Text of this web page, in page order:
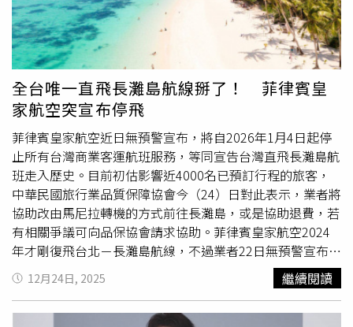
消息，高鐵全線列車已恢復正常營運；若因此造成行程延
誤，依照高鐵旅客運送契約，本事件非可歸責於高鐵公司，
亦非屬不可抗力事由，依退費補償規定將退還行程延誤超過
30分鐘以上旅客實收票價之10%。◎勇敢求救並非弱者，
您的痛苦有人願意傾聽，請撥打1995◎如果您覺得痛苦、
似乎沒有出路，您並不孤單，請撥打1925
全台唯一直飛長灘島航線掰了！ 菲律賓皇
家航空突宣布停飛
菲律賓皇家航空近日無預警宣布，將自2026年1月4日起停
止所有台灣商業客運航班服務，等同宣告台灣直飛長灘島航
班走入歷史。目前初估影響近4000名已預訂行程的旅客，
中華民國旅行業品質保障協會今（24）日對此表示，業者將
協助改由馬尼拉轉機的方式前往長灘島，或是協助退費，若
有相關爭議可向品保協會請求協助。菲律賓皇家航空2024
年才剛復飛台北－長灘島航線，不過業者22日無預警宣布，
因營運調整，2026年1月4日起暫停商業客運航班服務，航
空公司已啟動退款作業。菲律賓皇家航空的聲明提到，原本
期待新冠疫情結束後能擺脫嚴重虧損，但未料菲律賓面臨的
12月24日, 2025 繼續閱讀